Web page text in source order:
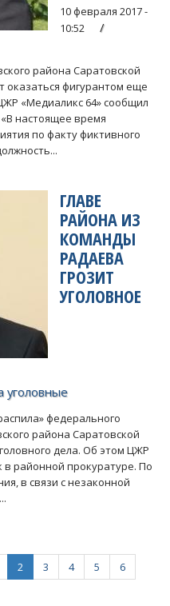
10 февраля 2017 -
10:52
района Саратовской
оказаться фигурантом еще
«Медиаликс 64» сообщил
настоящее время
по факту фиктивного
ГЛАВЕ
РАЙОНА ИЗ
КОМАНДЫ
РАДАЕВА
ГРОЗИТ
УГОЛОВНОЕ
уголовные
федерального
района Саратовской
дела. Об этом ЦЖР
в районной прокуратуре. По
в связи с незаконной
2 3 4 5
6